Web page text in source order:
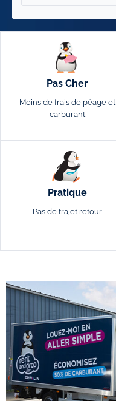
Pas Cher
Moins de frais de péage et
carburant
Pratique
Pas de trajet retour